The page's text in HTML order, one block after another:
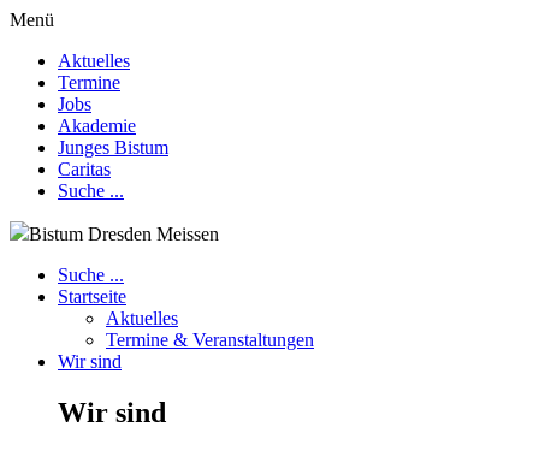
Menü
Aktuelles
Termine
Jobs
Akademie
Junges Bistum
Caritas
Suche ...
Bistum Dresden Meissen
Suche ...
Startseite
Aktuelles
Termine & Veranstaltungen
Wir sind
Wir sind